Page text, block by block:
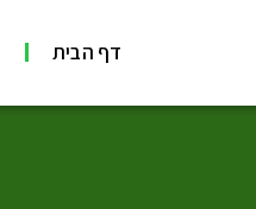
דף הבית